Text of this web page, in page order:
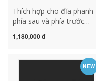
Thích hợp cho đĩa phanh
phía sau và phía trước
T800 Damai Hanteng X7
1,180,000 đ
NEW